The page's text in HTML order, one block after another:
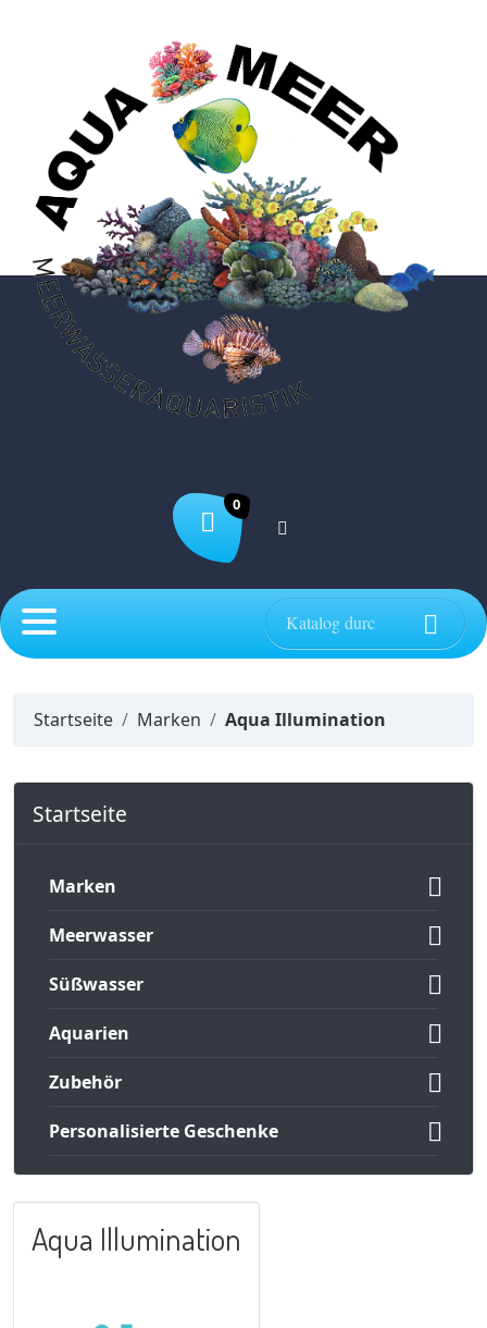
0

Startseite Marken Aqua Illumination
Startseite
Marken 
Meerwasser 
Süßwasser 
Aquarien 
Zubehör 
Personalisierte Geschenke 
Aqua Illumination
 VORSCHAU